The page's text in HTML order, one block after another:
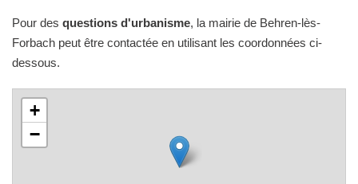
Pour des questions d'urbanisme, la mairie de Behren-lès-
Forbach peut être contactée en utilisant les coordonnées ci-
dessous.
+
−